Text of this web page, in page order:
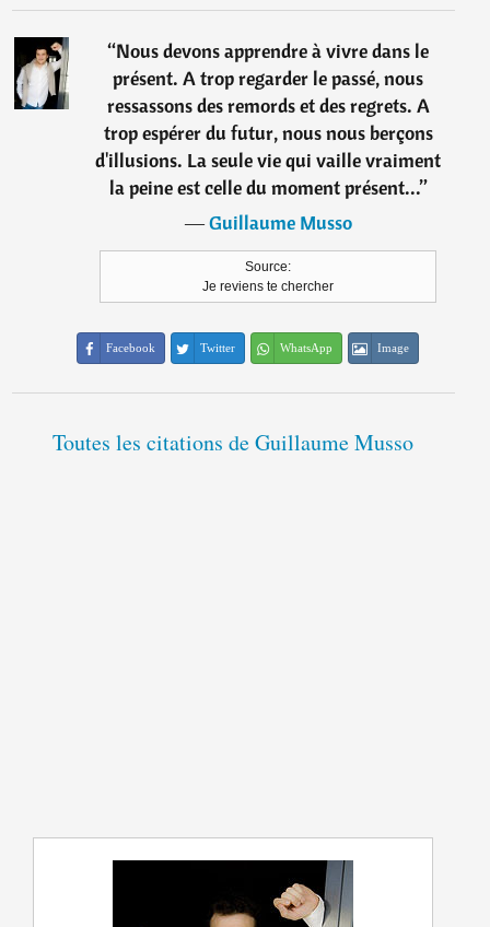
“Nous devons apprendre à vivre dans le
présent. A trop regarder le passé, nous
ressassons des remords et des regrets. A
trop espérer du futur, nous nous berçons
d'illusions. La seule vie qui vaille vraiment
la peine est celle du moment présent...”
―Guillaume Musso
Source:
Je reviens te chercher
Facebook Twitter WhatsApp Image
Toutes les citations de Guillaume Musso